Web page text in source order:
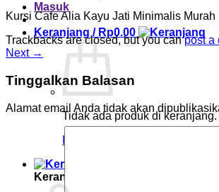
Masuk
Keranjang / Rp0.00
Tidak ada produk di keranjang.
Kembali ke toko
Keranjang
Kursi Cafe Alia Kayu Jati Minimalis Murah
Trackbacks are closed, but you canpost a
Next →
Tinggalkan Balasan
Alamat email Anda tidak akan